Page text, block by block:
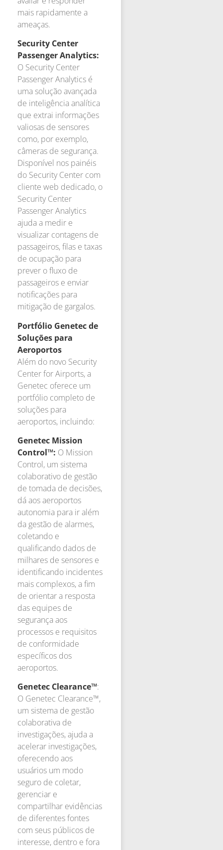
mais rapidamente a
ameaças.
Security Center
Passenger Analytics:
O Security Center
Passenger Analytics é
uma solução avançada
de inteligência analítica
que extrai informações
valiosas de sensores
como, por exemplo,
câmeras de segurança.
Disponível nos painéis
do Security Center com
cliente web dedicado, o
Security Center
Passenger Analytics
ajuda a medir e
visualizar contagens de
passageiros, filas e taxas
de ocupação para
prever o fluxo de
passageiros e enviar
notificações para
mitigação de gargalos.
Portfólio Genetec de
Soluções para
Aeroportos
Além do novo Security
Center for Airports, a
Genetec oferece um
portfólio completo de
soluções para
aeroportos, incluindo:
Genetec Mission
Control™: O Mission
Control, um sistema
colaborativo de gestão
de tomada de decisões,
dá aos aeroportos
autonomia para ir além
da gestão de alarmes,
coletando e
qualificando dados de
milhares de sensores e
identificando incidentes
mais complexos, a fim
de orientar a resposta
das equipes de
segurança aos
processos e requisitos
de conformidade
específicos dos
aeroportos.
Genetec Clearance™:
O Genetec Clearance™,
um sistema de gestão
colaborativa de
investigações, ajuda a
acelerar investigações,
oferecendo aos
usuários um modo
seguro de coletar,
gerenciar e
compartilhar evidências
de diferentes fontes
com seus públicos de
interesse, dentro e fora